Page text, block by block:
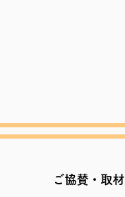
ご協賛・取材